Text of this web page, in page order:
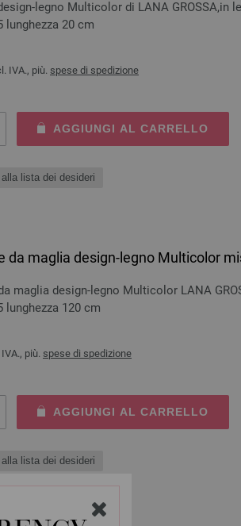
legno Multicolor di LANA GROSSA,in
lunghezza 20 cm
IVA., più. spese di spedizione
AGGIUNGI AL CARRELLO
lista dei desideri
da maglia design-legno Multicolor
maglia design-legno Multicolor LANA
lunghezza 120 cm
più. spese di spedizione
AGGIUNGI AL CARRELLO
lista dei desideri